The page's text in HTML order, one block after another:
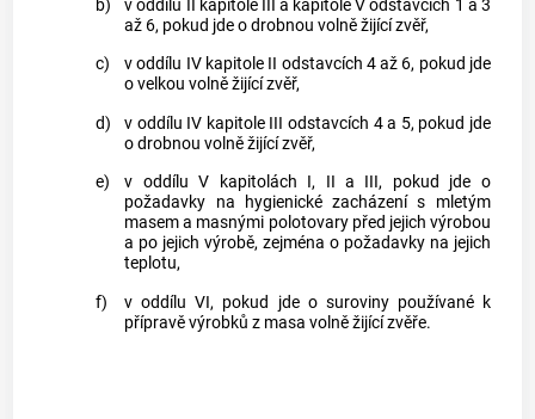
b)
v oddílu II kapitole III a kapitole V odstavcích 1 a 3
až 6, pokud jde o drobnou volně žijící zvěř,
c)
v oddílu IV kapitole II odstavcích 4 až 6, pokud jde
o velkou volně žijící zvěř,
d)
v oddílu IV kapitole III odstavcích 4 a 5, pokud jde
o drobnou volně žijící zvěř,
e)
v oddílu V kapitolách I, II a III, pokud jde o
požadavky na hygienické zacházení s mletým
masem a masnými polotovary před jejich výrobou
a po jejich výrobě, zejména o požadavky na jejich
teplotu,
f)
v oddílu VI, pokud jde o suroviny používané k
přípravě výrobků z masa volně žijící zvěře.